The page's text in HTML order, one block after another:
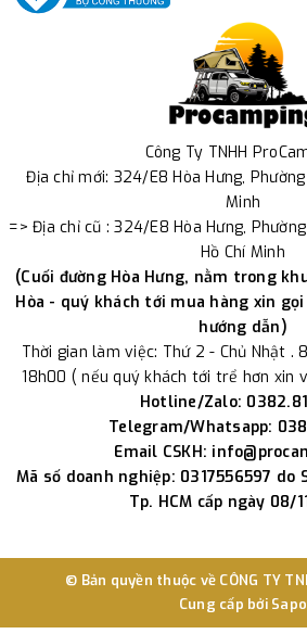
Công Ty TNHH
Địa chỉ mới: 324/E8 Hòa Hưng, Phường
Minh
=> Địa chỉ cũ : 324/E8 Hòa Hưng,
Hồ Chí Minh
(Cuối đường Hòa Hưng, nằm trong
Hòa - quý khách tới mua hàng xin gọi
hướng dẫn)
Thời gian làm việc: Thứ 2 - Chủ Nhật .
18h00 ( nếu quý khách tới trể hơn xin
Hotline/Zalo:
Telegram/Whatsapp:
Email CSKH:
Mã số doanh nghiệp: 0317556597 do
Tp. HCM cấp ngày 08/
© Bản quyền thuộc về CÔNG TY
Cung cấp bởi Sapo